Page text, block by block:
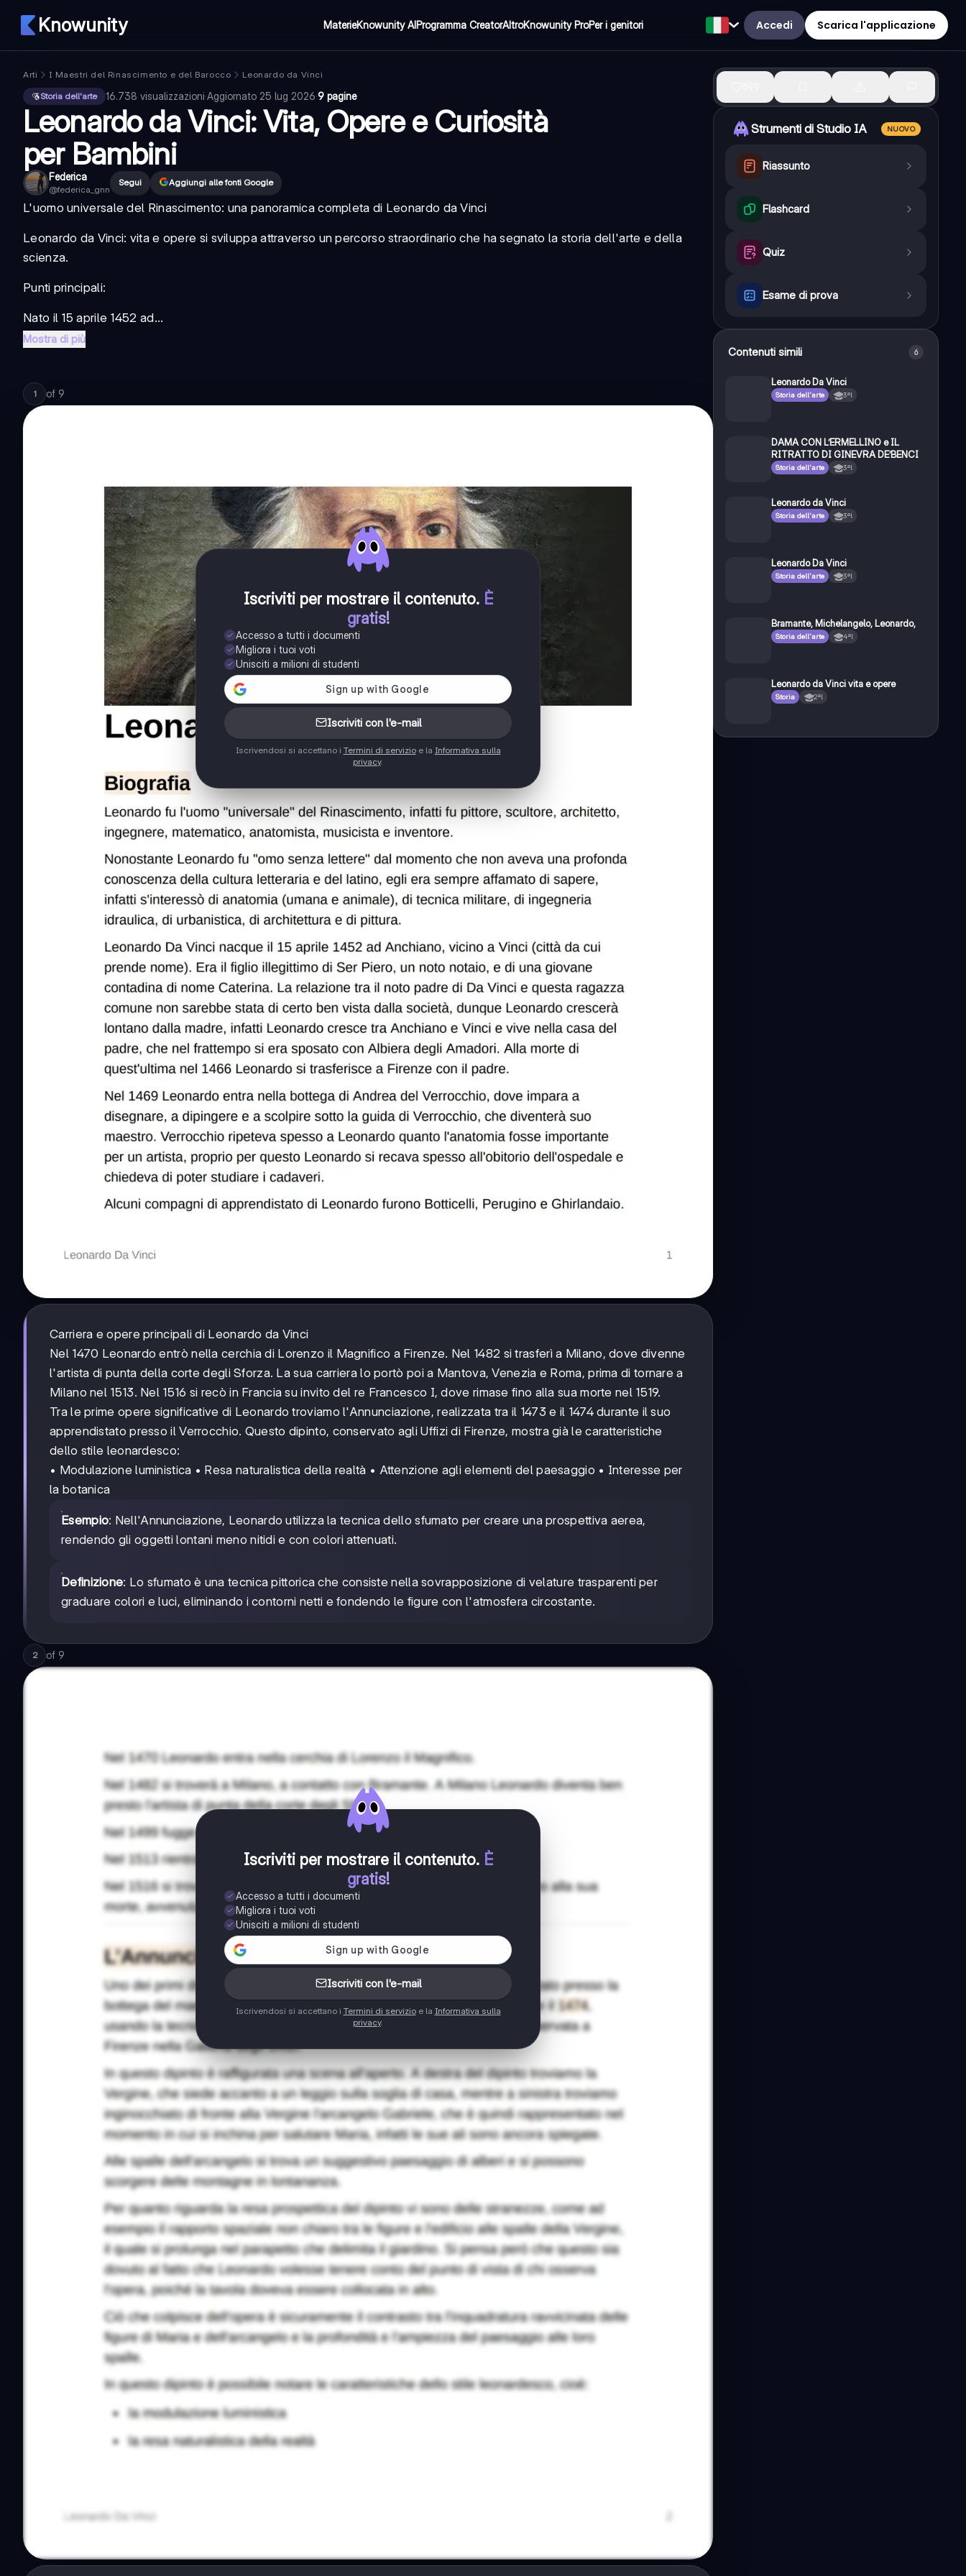
Knowunity MaterieKnowunity AIProgramma CreatorAltroKnowunity ProPer i genitori Accedi Scarica l'applicazione
Arti I Maestri del Rinascimento e del Barocco
Leonardo da Vinci
Storia dell'arte
16.738 visualizzazioni·Aggiornato 25 lug 2026·9 pagine
Leonardo da Vinci: Vita, Opere e Curiosità
per Bambini
Federica
@federica_gnn
Segui Aggiungi alle fonti Google
L'uomo universale del Rinascimento: una panoramica completa di Leonardo da Vinci
Leonardo da Vinci: vita e opere si sviluppa attraverso un percorso straordinario che ha segnato la storia dell'arte e della
scienza.
Punti principali:
Nato il 15 aprile 1452 ad...
Mostra di più
1 of 9
Iscriviti per mostrare il contenuto. È
gratis!
Accesso a tutti i documenti
Migliora i tuoi voti
Unisciti a milioni di studenti
Iscriviti con l'e-mail
Iscrivendosi si accettano i Termini di servizioe la Informativa sulla
privacy.
Carriera e opere principali di Leonardo da Vinci
Nel 1470 Leonardo entrò nella cerchia di Lorenzo il Magnifico a Firenze. Nel 1482 si trasferì a Milano, dove divenne
l'artista di punta della corte degli Sforza. La sua carriera lo portò poi a Mantova, Venezia e Roma, prima di tornare a
Milano nel 1513. Nel 1516 si recò in Francia su invito del re Francesco I, dove rimase fino alla sua morte nel 1519.
Tra le prime opere significative di Leonardo troviamo l'Annunciazione, realizzata tra il 1473 e il 1474 durante il suo
apprendistato presso il Verrocchio. Questo dipinto, conservato agli Uffizi di Firenze, mostra già le caratteristiche
dello stile leonardesco:
• Modulazione luministica • Resa naturalistica della realtà • Attenzione agli elementi del paesaggio • Interesse per
la botanica
Esempio: Nell'Annunciazione, Leonardo utilizza la tecnica dello sfumato per creare una prospettiva aerea,
rendendo gli oggetti lontani meno nitidi e con colori attenuati.
Definizione: Lo sfumato è una tecnica pittorica che consiste nella sovrapposizione di velature trasparenti per
graduare colori e luci, eliminando i contorni netti e fondendo le figure con l'atmosfera circostante.
2 of 9
Iscriviti per mostrare il contenuto. È
gratis!
Accesso a tutti i documenti
Migliora i tuoi voti
Unisciti a milioni di studenti
Iscriviti con l'e-mail
Iscrivendosi si accettano i Termini di servizioe la Informativa sulla
privacy.
Strumenti di Studio IA NUOVO
Riassunto
Flashcard
Quiz
Esame di prova
Contenuti simili 6
Leonardo Da Vinci
Storia dell'arte 3ªl
DAMA CON L’ERMELLINO e IL
RITRATTO DI GINEVRA DE’BENCI
Storia dell'arte 3ªl
Leonardo da Vinci
Storia dell'arte 3ªl
Leonardo Da Vinci
Storia dell'arte 3ªl
Bramante, Michelangelo, Leonardo,
Storia dell'arte 4ªl
Leonardo da Vinci vita e opere
Storia 2ªl